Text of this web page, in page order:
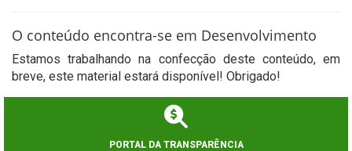
O conteúdo encontra-se em Desenvolvimento
Estamos trabalhando na confecção deste conteúdo, em
breve, este material estará disponível! Obrigado!
PORTAL DA TRANSPARÊNCIA